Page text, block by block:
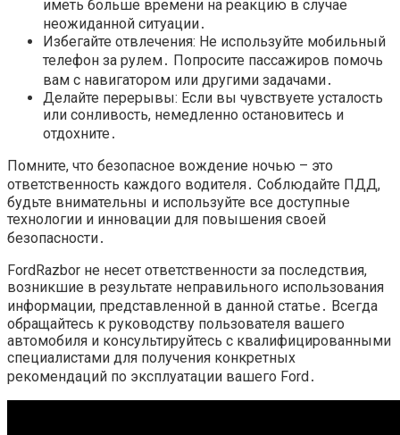
иметь больше времени на реакцию в случае
неожиданной ситуации․
Избегайте отвлечения: Не используйте мобильный
телефон за рулем․ Попросите пассажиров помочь
вам с навигатором или другими задачами․
Делайте перерывы: Если вы чувствуете усталость
или сонливость, немедленно остановитесь и
отдохните․
Помните, что безопасное вождение ночью – это
ответственность каждого водителя․ Соблюдайте ПДД,
будьте внимательны и используйте все доступные
технологии и инновации для повышения своей
безопасности․
FordRazbor не несет ответственности за последствия,
возникшие в результате неправильного использования
информации, представленной в данной статье․ Всегда
обращайтесь к руководству пользователя вашего
автомобиля и консультируйтесь с квалифицированными
специалистами для получения конкретных
рекомендаций по эксплуатации вашего Ford․